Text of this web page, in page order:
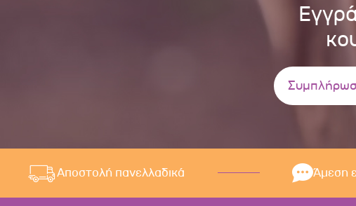
Αποστολή πανελλαδικά Άμεση